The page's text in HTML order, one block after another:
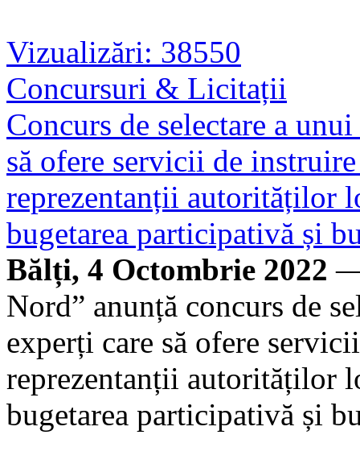
Vizualizări: 38550
Concursuri & Licitații
Concurs de selectare a
să ofere servicii de
reprezentanții autorităților
bugetarea participativă și
Bălți, 4 Octombrie 2022 —
Nord” anunță concurs de
experți care să ofere
reprezentanții autorităților
bugetarea participativă și